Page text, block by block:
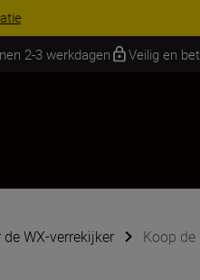
| Bespaar 15% op
2-3 werkdagen Veilig en
WX-verrekijker Koop de